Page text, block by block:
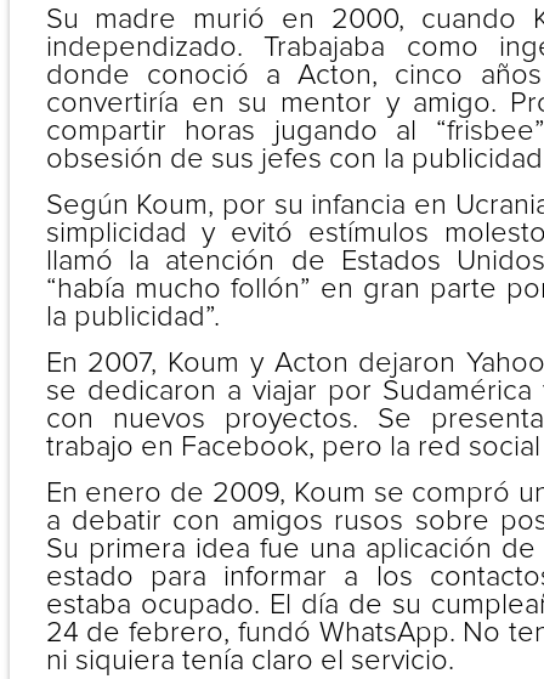
Su madre murió en 2000, cuando
independizado. Trabajaba como
donde conoció a Acton, cinco
convertiría en su mentor y amigo.
compartir horas jugando al
obsesión de sus jefes con la
Según Koum, por su infancia en
simplicidad y evitó estímulos
llamó la atención de Estados
“había mucho follón” en gran parte
la publicidad”.
En 2007, Koum y Acton dejaron
se dedicaron a viajar por
con nuevos proyectos. Se
trabajo en Facebook, pero la red
En enero de 2009, Koum se compró
a debatir con amigos rusos sobre
Su primera idea fue una aplicación
estado para informar a los
estaba ocupado. El día de su
24 de febrero, fundó WhatsApp. No
ni siquiera tenía claro el servicio.